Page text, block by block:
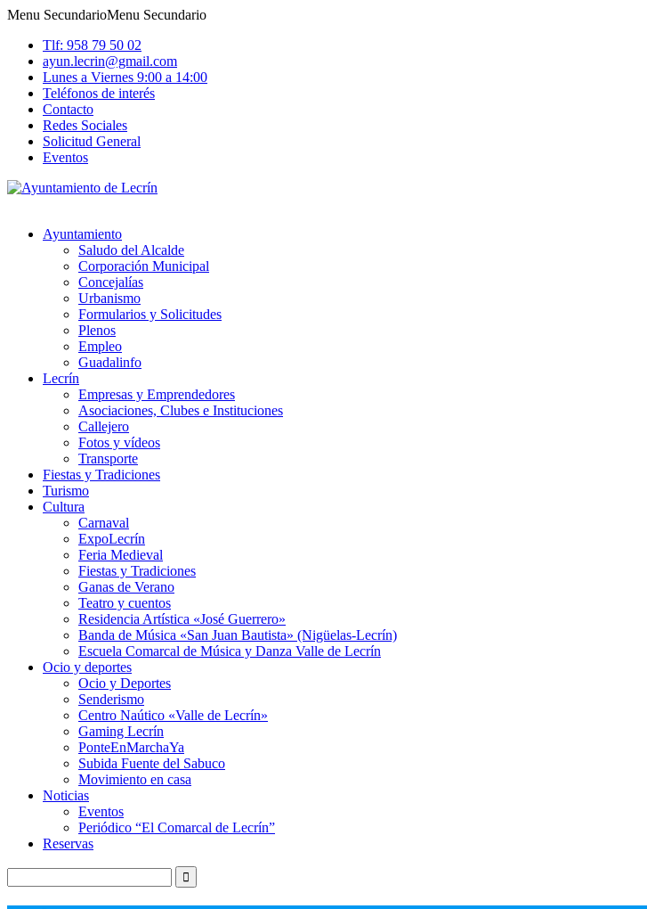
Menu SecundarioMenu Secundario
Tlf: 958 79 50 02
ayun.lecrin@gmail.com
Lunes a Viernes 9:00 a 14:00
Teléfonos de interés
Contacto
Redes Sociales
Solicitud General
Eventos
Ayuntamiento
Saludo del Alcalde
Corporación Municipal
Concejalías
Urbanismo
Formularios y Solicitudes
Plenos
Empleo
Guadalinfo
Lecrín
Empresas y Emprendedores
Asociaciones, Clubes e Instituciones
Callejero
Fotos y vídeos
Transporte
Fiestas y Tradiciones
Turismo
Cultura
Carnaval
ExpoLecrín
Feria Medieval
Fiestas y Tradiciones
Ganas de Verano
Teatro y cuentos
Residencia Artística «José Guerrero»
Banda de Música «San Juan Bautista» (Nigüelas-Lecrín)
Escuela Comarcal de Música y Danza Valle de Lecrín
Ocio y deportes
Ocio y Deportes
Senderismo
Centro Naútico «Valle de Lecrín»
Gaming Lecrín
PonteEnMarchaYa
Subida Fuente del Sabuco
Movimiento en casa
Noticias
Eventos
Periódico “El Comarcal de Lecrín”
Reservas